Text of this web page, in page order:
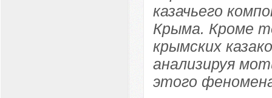
казачьего
Крыма. Кроме
крымских
анализируя
этого